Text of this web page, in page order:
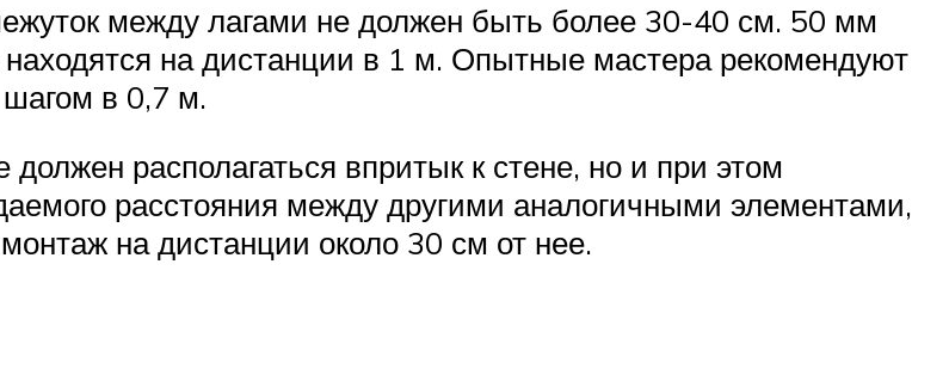
между лагами не должен быть более 30-40 см. 50 мм
на дистанции в 1 м. Опытные мастера рекомендуют
в 0,7 м.
располагаться впритык к стене, но и при этом
расстояния между другими аналогичными элементами,
на дистанции около 30 см от нее.